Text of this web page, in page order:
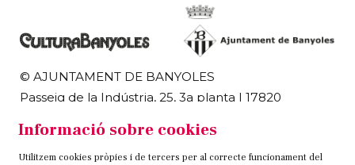
© AJUNTAMENT DE BANYOLES
Passeig de la Indústria, 25, 3a planta | 17820
972 58 18 48 | 972 57 00 50
Informació sobre cookies
Utilitzem cookies pròpies i de tercers per al correcte funcionament del